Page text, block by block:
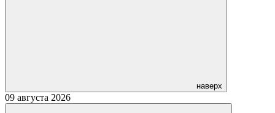
наверх
09 августа 2026